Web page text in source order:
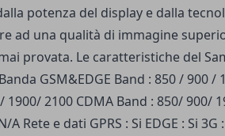
potenza del display e dalla
ad una qualità di immagine
provata. Le caratteristiche del
GSM&EDGE Band : 850 / 900 /
1900/ 2100 CDMA Band : 850/ 900/
A Rete e dati GPRS : Si EDGE : Si 3G